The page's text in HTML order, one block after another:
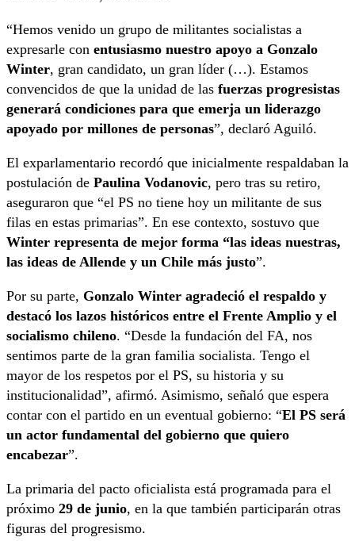
“Hemos venido un grupo de militantes socialistas a
expresarle con entusiasmo nuestro apoyo a Gonzalo
Winter, gran candidato, un gran líder (…). Estamos
convencidos de que la unidad de las fuerzas progresistas
generará condiciones para que emerja un liderazgo
apoyado por millones de personas”, declaró Aguiló.
El exparlamentario recordó que inicialmente respaldaban la
postulación de Paulina Vodanovic, pero tras su retiro,
aseguraron que “el PS no tiene hoy un militante de sus
filas en estas primarias”. En ese contexto, sostuvo que
Winter representa de mejor forma “las ideas nuestras,
las ideas de Allende y un Chile más justo”.
Por su parte, Gonzalo Winter agradeció el respaldo y
destacó los lazos históricos entre el Frente Amplio y el
socialismo chileno. “Desde la fundación del FA, nos
sentimos parte de la gran familia socialista. Tengo el
mayor de los respetos por el PS, su historia y su
institucionalidad”, afirmó. Asimismo, señaló que espera
contar con el partido en un eventual gobierno: “El PS será
un actor fundamental del gobierno que quiero
encabezar”.
La primaria del pacto oficialista está programada para el
próximo 29 de junio, en la que también participarán otras
figuras del progresismo.